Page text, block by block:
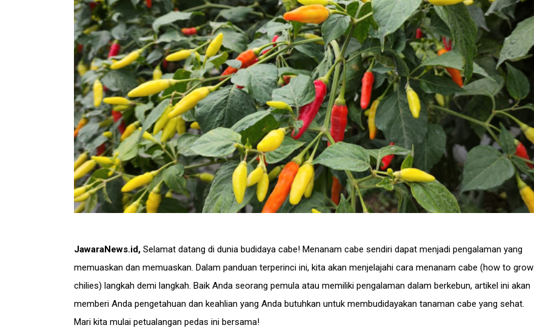
JawaraNews.id, Selamat datang di dunia budidaya cabe! Menanam cabe sendiri dapat menjadi pengalaman yang
memuaskan dan memuaskan. Dalam panduan terperinci ini, kita akan menjelajahi cara menanam cabe (how to grow
chilies) langkah demi langkah. Baik Anda seorang pemula atau memiliki pengalaman dalam berkebun, artikel ini akan
memberi Anda pengetahuan dan keahlian yang Anda butuhkan untuk membudidayakan tanaman cabe yang sehat.
Mari kita mulai petualangan pedas ini bersama!